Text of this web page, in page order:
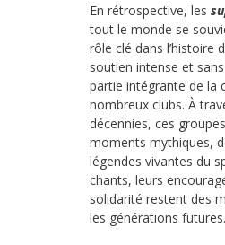
En rétrospective, les
tout le monde se
rôle clé dans l’histoire
soutien intense et
partie intégrante de la
nombreux clubs. À
décennies, ces
moments mythiques,
légendes vivantes du
chants, leurs
solidarité restent des
les générations futures.